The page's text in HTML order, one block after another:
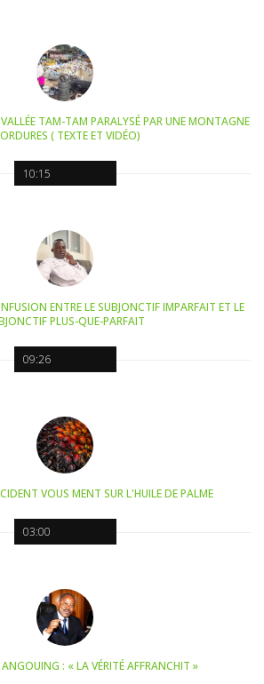
10:15
TAM-TAM PARALYSÉ PAR UNE MONTAGNE
( TEXTE ET VIDÉO)
09:26
ENTRE LE SUBJONCTIF IMPARFAIT ET LE
PLUS-QUE-PARFAIT
03:00
VOUS MENT SUR L'HUILE DE PALME
: « LA VÉRITÉ AFFRANCHIT »